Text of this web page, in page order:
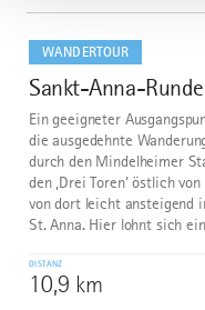
WANDERTOUR
6
Sankt-Anna-Runde
Ein geeigneter
die ausgedehnte
durch den Mindelheimer
den ‚Drei Toren’ östlich
von dort leicht ansteigend
St. Anna. Hier lohnt sich
DISTANZ
10,9 km
dazu